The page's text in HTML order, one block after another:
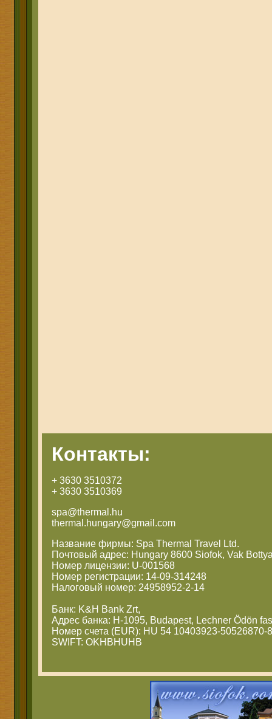
Контакты:
+ 3630 3510372
+ 3630 3510369
spa@thermal.hu
thermal.hungary@gmail.com
Название фирмы: Spa Thermal Travel Ltd.
Почтовый адрес: Hungary 8600 Siofok, Vak
Номер лицензии: U-001568
Номер регистрации: 14-09-314248
Налоговый номер: 24958952-2-14
Банк: K&H Bank Zrt,
Адрес банка: H-1095, Budapest, Lechner Ödön
Номер счета (EUR): HU 54 10403923-50526870-
SWIFT: OKHBHUHB